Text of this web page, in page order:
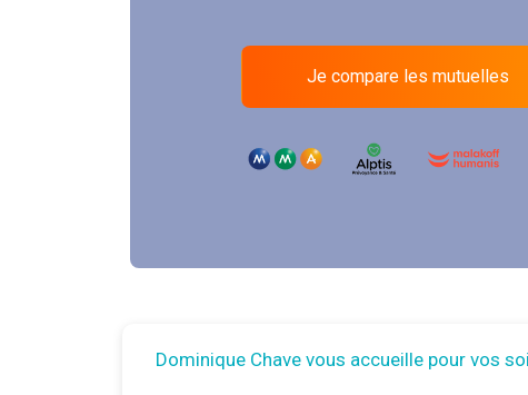
Je compare les mutuelles
Dominique Chave vous accueille pour vos